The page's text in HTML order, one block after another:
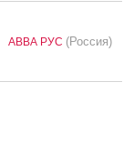
АВВА РУС (Россия)